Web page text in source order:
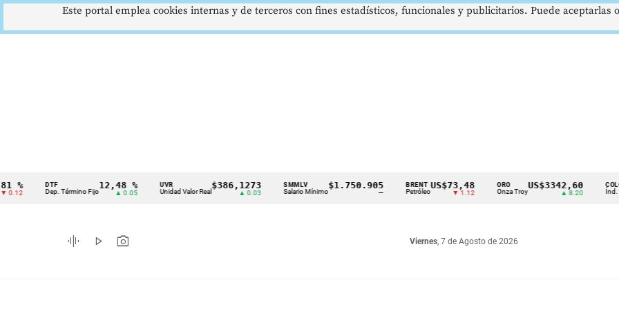
Cintillo
indicadores
económicos
DTF
Dep. Término Fijo
12,48 %
▲ 0.05
UVR
Unidad Valor Real
$386,1273 SMMLV
Salario Mínimo
$1.750.905 BRENT
Petróleo
US$73,48
▼ 1.12
ORO
Onza Troy
US$3342,60 COLCAP
Índ. Bursátil
graphic_eq play_arrow photo_camera Viernes, 7 de Agosto de 2026
Este portal emplea cookies internas y de terceros con fines estadísticos, funcionales y publicitarios. Puede aceptarlas